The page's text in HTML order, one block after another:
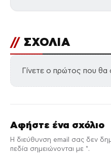
// ΣΧΟΛΙΑ
Γίνετε ο πρώτος που θα
Αφήστε ένα σχόλιο
Η διεύθυνση email σας δεν
πεδία σημειώνονται με *.